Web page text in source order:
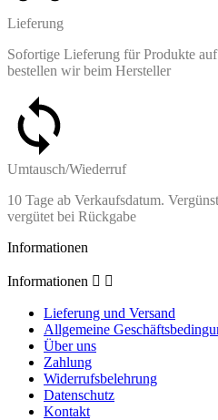
Lieferung
Sofortige Lieferung für Produkte
bestellen wir beim Hersteller
Umtausch/Wiederruf
10 Tage ab Verkaufsdatum.
vergütet bei Rückgabe
Informationen
Informationen  
Lieferung und Versand
Allgemeine
Über uns
Zahlung
Widerrufsbelehrung
Datenschutz
Kontakt